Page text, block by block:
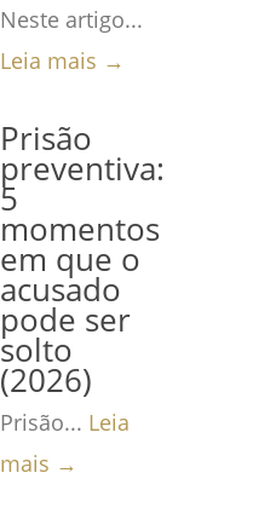
Neste artigo...
Leia mais →
Prisão
preventiva:
5
momentos
em que o
acusado
pode ser
solto
(2026)
Prisão... Leia
mais →